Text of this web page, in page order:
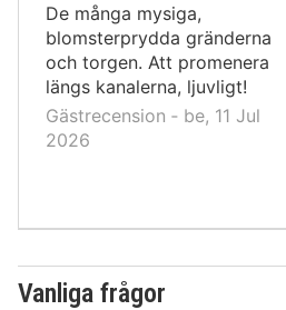
De många mysiga,
blomsterprydda gränderna
och torgen. Att promenera
längs kanalerna, ljuvligt!
Gästrecension ‐ be, 11 Jul
2026
Vanliga frågor